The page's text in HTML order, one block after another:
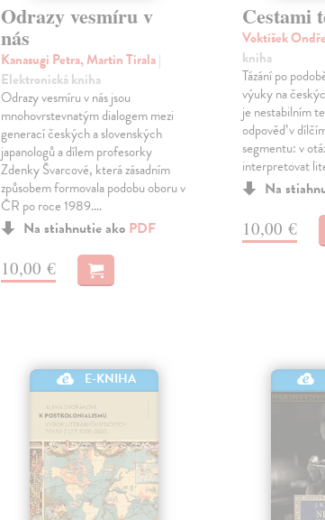
Odrazy vesmíru v
nás
Kanasugi Petra, Martin Tirala|
Elektronická kniha
Odrazy vesmíru v nás jsou
mnohovrstevnatým dialogem mezi
generací českých a slovenských
japanologů a dílem profesorky
Zdenky Švarcové, která zásadním
způsobem formovala podobu oboru v
ČR po roce 1989.…
Na stiahnutie ako PDF
10,00 €
Cestami
Voktíšek
kniha
Tázání po
výuky na
je nestabilním
odpověď v
segmentu: v
interpretovat
Na
10,00 €
E-KNIHA